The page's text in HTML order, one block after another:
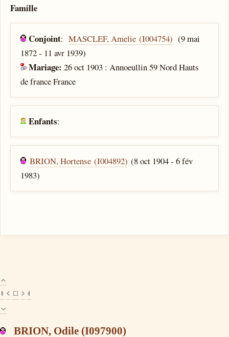
Famille
Conjoint:MASCLEF, Amelie (I004754) (9 mai
1872 - 11 avr 1939)
Mariage:26 oct 1903 : Annoeullin 59 Nord Hauts
de france France
Enfants:
BRION, Hortense (I004892) (8 oct 1904 - 6 fév
1983)
BRION, Odile (I097900)